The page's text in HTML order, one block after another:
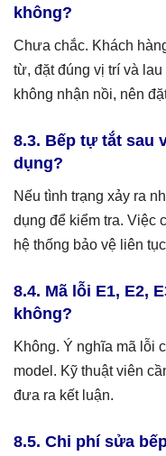
không?
Chưa chắc. Khách
từ, đặt đúng vị trí và
không nhận nồi, nên
8.3. Bếp tự tắt sau
dụng?
Nếu tình trạng xảy ra
dụng để kiểm tra. Việc
hệ thống bảo vệ liên
8.4. Mã lỗi E1, E2,
không?
Không. Ý nghĩa mã lỗi
model. Kỹ thuật viên
đưa ra kết luận.
8.5. Chi phí sửa